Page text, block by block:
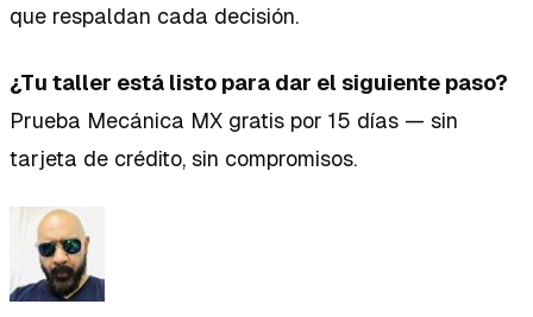
que respaldan cada decisión.
¿Tu taller está listo para dar el siguiente paso?
Prueba Mecánica MX gratis por 15 días — sin
tarjeta de crédito, sin compromisos.